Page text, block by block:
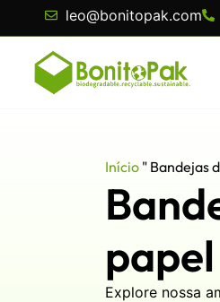
leo@bonitopak.com
Início " Bandejas
Explore nossa